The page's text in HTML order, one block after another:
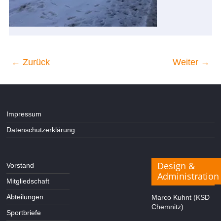
← Zurück Weiter →
Impressum
Datenschutzerklärung
Vorstand
Mitgliedschaft
Abteilungen
Sportbriefe
Design &
Administration
Marco Kuhnt (KSD
Chemnitz)